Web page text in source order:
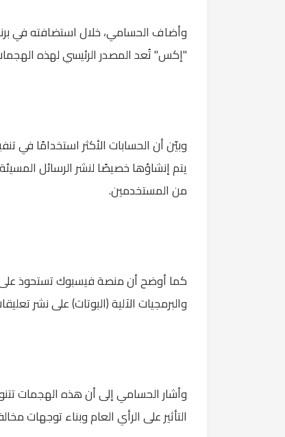
"إكس" تُعد المصدر الرئيسي لهذه الهجمات، حيث تشكل ما نسبته
وبيّن أن الحسابات الأكثر استخدامًا في
يتم إنشاؤها خصيصًا لنشر الرسائل
من المستخدمين.
والبرمجيات الآلية (البوتات) على نشر
وأشار الحسامي إلى أن هذه الهجمات
التأثير على الرأي العام وبناء توجهات